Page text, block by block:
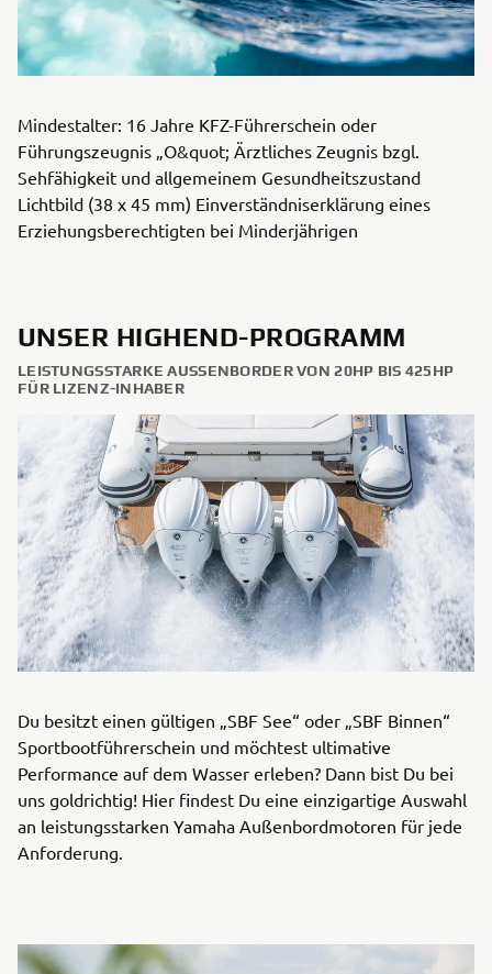
Mindestalter: 16 Jahre KFZ-Führerschein oder
Führungszeugnis „O&quot; Ärztliches Zeugnis bzgl.
Sehfähigkeit und allgemeinem Gesundheitszustand
Lichtbild (38 x 45 mm) Einverständniserklärung eines
Erziehungsberechtigten bei Minderjährigen
UNSER HIGHEND-PROGRAMM
LEISTUNGSSTARKE AUSSENBORDER VON 20HP BIS 425HP F
ÜR LIZENZ-INHABER
Du besitzt einen gültigen „SBF See“ oder „SBF Binnen“
Sportbootführerschein und möchtest ultimative
Performance auf dem Wasser erleben? Dann bist Du bei
uns goldrichtig! Hier findest Du eine einzigartige Auswahl
an leistungsstarken Yamaha Außenbordmotoren für jede
Anforderung.